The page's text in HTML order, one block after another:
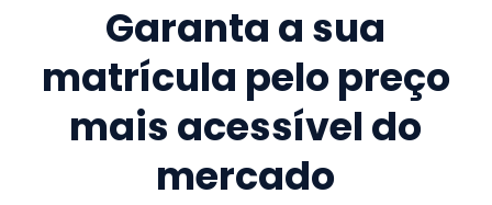
Garanta a sua
matrícula pelo preço
mais acessível do
mercado